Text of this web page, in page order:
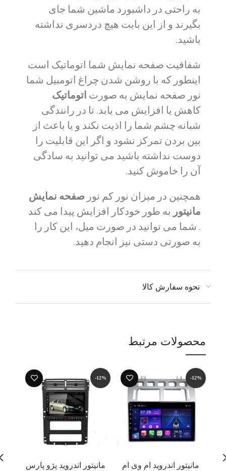
به راحتی در داشبورد ماشین شما جای
بگیرند و از این بابت هیچ دردسری نداشته
باشید.
شفافیت صفحه نمایش شما اتوماتیک است
اینطور که با روشن شدن چراغ اتومبیل شما
نور صفحه نمایش به صورت اتوماتیک
کاهش یا افزایش می یابد. تا در رانندگی
شبانه چشم شما را اذیت نکند و یا باعث از
بین بردن تمرکز نشود و اگر این قابلیت را
دوست نداشته باشید می توانید به سادگی
آن را خاموش کنید.
همچنین در میزان نور کم نور صفحه نمایش
مانیتور به طور خودکار افزایش پیدا می کند
. شما می توانید در صورت میل، این کار را
به صورتی دستی نیز انجام دهید.
نحوه سفارش کالا
محصولات مرتبط
-12%
مانیتور اندروید ام وی ام
-12%
مانیتور اندروید پژو پارس